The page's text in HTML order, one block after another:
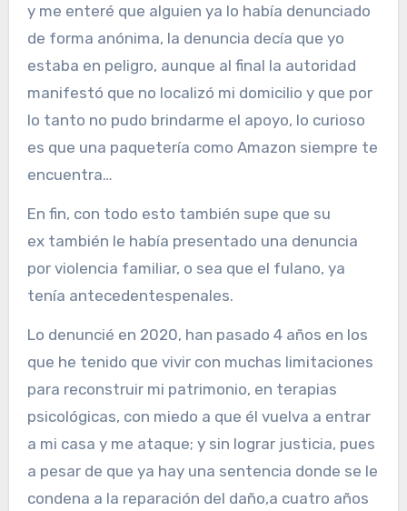
y me enteré que alguien ya lo había denunciado
de forma anónima, la denuncia decía que yo
estaba en peligro, aunque al final la autoridad
manifestó que no localizó mi domicilio y que por
lo tanto no pudo brindarme el apoyo, lo curioso
es que una paquetería como Amazon siempre te
encuentra…
En fin, con todo esto también supe que su
ex también le había presentado una denuncia
por violencia familiar, o sea que el fulano, ya
tenía antecedentespenales.
Lo denuncié en 2020, han pasado 4 años en los
que he tenido que vivir con muchas limitaciones
para reconstruir mi patrimonio, en terapias
psicológicas, con miedo a que él vuelva a entrar
a mi casa y me ataque; y sin lograr justicia, pues
a pesar de que ya hay una sentencia donde se le
condena a la reparación del daño,a cuatro años